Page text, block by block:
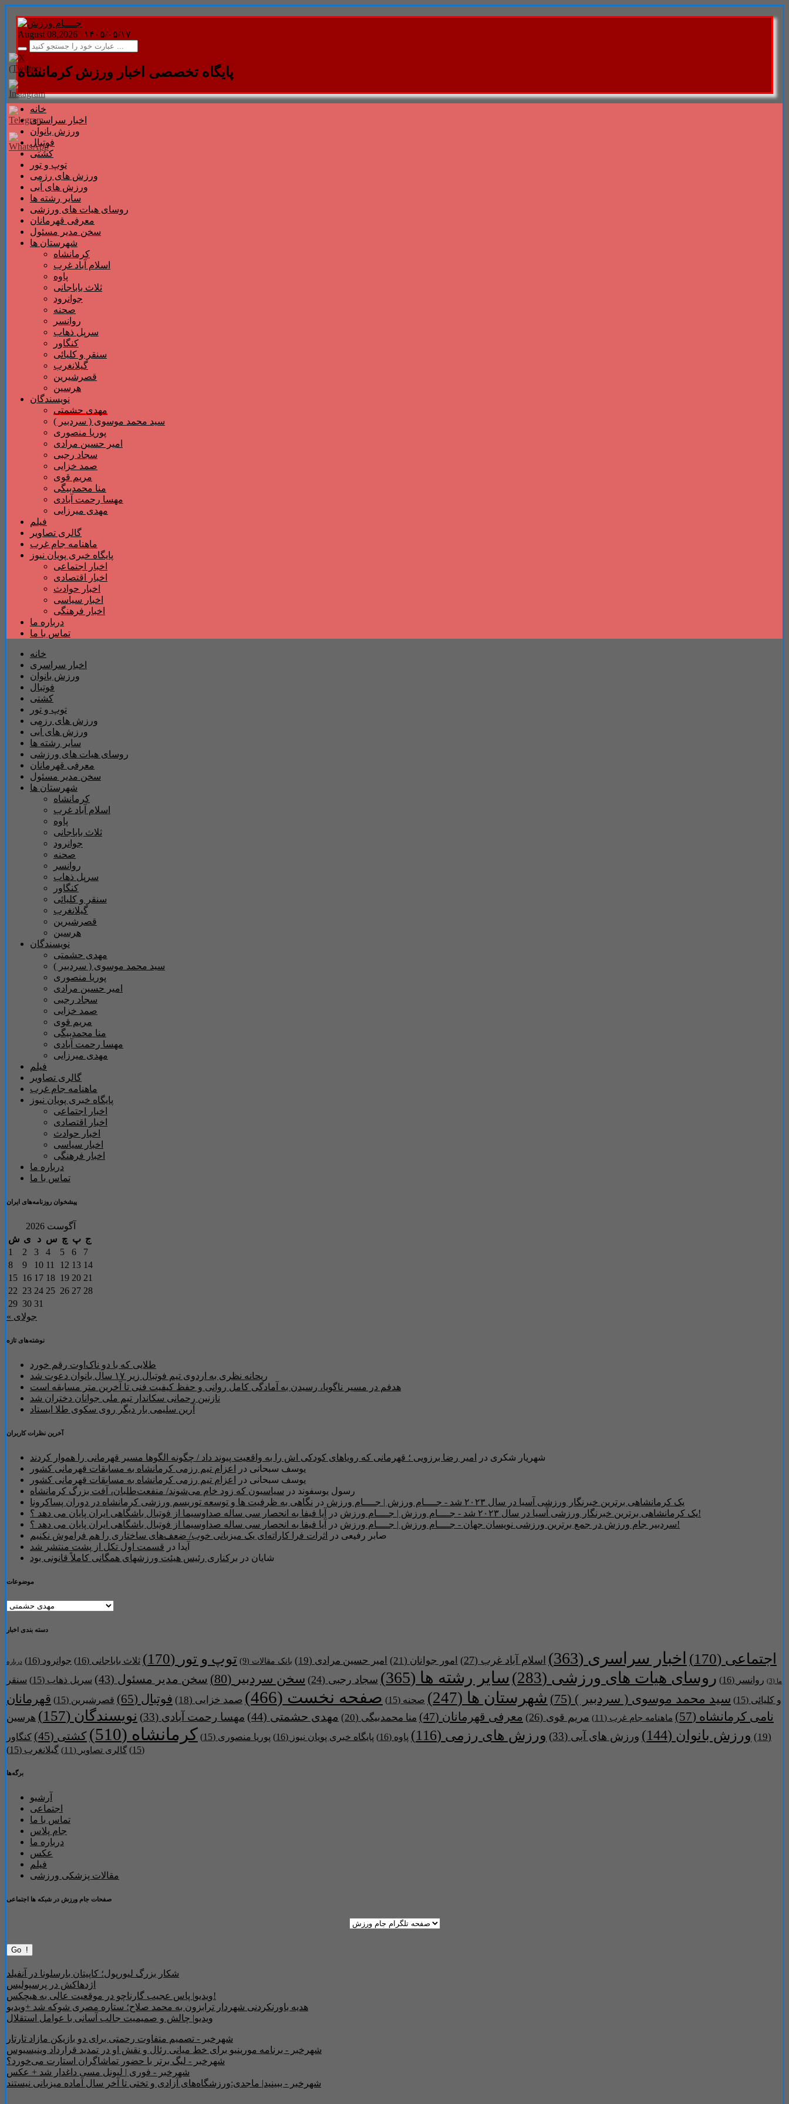
August 08,2026 | ۱۴۰۵/۰۵/۱۷
پایگاه تخصصی اخبار ورزش کرمانشاه
خانه
اخبار سراسری
ورزش بانوان
فوتبال
کشتی
توپ و تور
ورزش های رزمی
ورزش های آبی
سایر رشته ها
روسای هیات های ورزشی
معرفی قهرمانان
سخن مدیر مسئول
شهرستان ها
کرمانشاه
اسلام آباد غرب
پاوه
ثلاث باباجانی
جوانرود
صحنه
روانسر
سرپل ذهاب
کنگاور
سنقر و کلیائی
گیلانغرب
قصرشیرین
هرسین
نویسندگان
مهدی حشمتی
سید محمد موسوی ( سردبیر )
پوریا منصوری
امیر حسین مرادی
سجاد رجبی
صمد خزایی
مریم قوی
منا محمدبیگی
مهسا رحمت آبادی
مهدی میرزایی
فیلم
گالری تصاویر
ماهنامه جام غرب
پایگاه خبری پویان نیوز
اخبار اجتماعی
اخبار اقتصادی
اخبار حوادث
اخبار سیاسی
اخبار فرهنگی
درباره ما
تماس با ما
خانه
اخبار سراسری
ورزش بانوان
فوتبال
کشتی
توپ و تور
ورزش های رزمی
ورزش های آبی
سایر رشته ها
روسای هیات های ورزشی
معرفی قهرمانان
سخن مدیر مسئول
شهرستان ها
کرمانشاه
اسلام آباد غرب
پاوه
ثلاث باباجانی
جوانرود
صحنه
روانسر
سرپل ذهاب
کنگاور
سنقر و کلیائی
گیلانغرب
قصرشیرین
هرسین
نویسندگان
مهدی حشمتی
سید محمد موسوی ( سردبیر )
پوریا منصوری
امیر حسین مرادی
سجاد رجبی
صمد خزایی
مریم قوی
منا محمدبیگی
مهسا رحمت آبادی
مهدی میرزایی
فیلم
گالری تصاویر
ماهنامه جام غرب
پایگاه خبری پویان نیوز
اخبار اجتماعی
اخبار اقتصادی
اخبار حوادث
اخبار سیاسی
اخبار فرهنگی
درباره ما
تماس با ما
پیشخوان روزنامه‌های ایران
آگوست 2026
ش ی د س چ پ ج
1
2 3 4 5 6
7
8
9 10 11 12 13 14
15 16 17 18 19 20 21
22 23 24 25 26 27 28
29 30 31
« جولای
نوشته‌های تازه
طلایی که با دو ناک‌اوت رقم خورد
ریحانه نظری به اردوی تیم فوتبال زیر ۱۷ سال بانوان دعوت شد
هدفم در مسیر ناگویا، رسیدن به آمادگی کامل روانی و حفظ کیفیت فنی تا آخرین متر مسابقه است
نازنین رحمانی سکاندار تیم ملی جوانان دختران شد
آرین سلیمی بار دیگر روی سکوی طلا ایستاد
آخرین نظرات کاربران
شهریار شکری در
امیر رضا برزویی ؛ قهرمانی که رویاهای کودکی اش را به واقعیت پیوند داد / چگونه الگوها مسیر قهرمانی را هموار کردند
یوسف سبحانی در
اعزام تیم رزمی کرمانشاه به مسابقات قهرمانی کشور
یوسف سبحانی در
اعزام تیم رزمی کرمانشاه به مسابقات قهرمانی کشور
رسول یوسفوند در سیاسیون که زود خام می‌شوند/ منفعت‌طلبان، آفت بزرگ کرمانشاه
یک کرمانشاهی برترین خبرنگار ورزشی آسیا در سال ۲۰۲۳ شد - جــــام ورزش | جــــام ورزش
در نگاهی به ظرفیت ها و توسعه توریسم ورزشی کرمانشاه در دوران پساکرونا
یک کرمانشاهی برترین خبرنگار ورزشی آسیا در سال ۲۰۲۳ شد - جــــام ورزش | جــــام ورزش
در
آیا فیفا به انحصار سی ساله صداوسیما از فوتبال باشگاهی ایران پایان می دهد ؟!
سردبیر جام ورزش در جمع برترین ورزشی نویسان جهان - جــــام ورزش | جــــام ورزش در
آیا فیفا به انحصار سی ساله صداوسیما از فوتبال باشگاهی ایران پایان می دهد ؟!
صابر رفیعی در
اثرات فرا کاراته‌ای یک میزبانی خوب/ ضعف‌های‌ ساختاری را هم فراموش نکنیم
آیدا در قسمت اول تکل از پشت منتشر شد
شایان در برکناری رئیس هیئت ورزشهای همگانی کاملاً قانونی بود
موضوعات
موضوعات
دسته بندی اخبار
اجتماعی (170) اخبار سراسری (363) اسلام آباد غرب (27) امور جوانان (21) امیر حسین مرادی (19) بانک مقالات (9) توپ و تور (170) ثلاث باباجانی (16) جوانرود (16) درباره
ما (3) روانسر (16) روسای هیات های ورزشی (283) سایر رشته ها (365) سجاد رجبی (24) سخن سردبیر (80) سخن مدیر مسئول (43) سرپل ذهاب (15)
سنقر
و کلیائی (15) سید محمد موسوی ( سردبیر ) (75) شهرستان ها (247) صحنه (15) صفحه نخست (466) صمد خزایی (18) فوتبال (65) قصرشیرین (15)
قهرمانان
نامی کرمانشاه (57) ماهنامه جام غرب (11) مریم قوی (26) معرفی قهرمانان (47) منا محمدبیگی (20) مهدی حشمتی (44) مهسا رحمت آبادی (33) نویسندگان (157)
هرسین
(19)
ورزش بانوان (144) ورزش های آبی (33) ورزش های رزمی (116) پاوه (16) پایگاه خبری پویان نیوز (16) پوریا منصوری (15) کرمانشاه (510) کشتی (45)
کنگاور
(15)
گالری تصاویر (11) گیلانغرب (15)
برگه‌ها
آرشیو
اجتماعی
تماس با ما
جام پلاس
درباره ما
عکس
فیلم
مقالات پزشکی ورزشی
صفحات جام ورزش در شبکه ها اجتماعی
شکار بزرگ لیورپول؛ کاپیتان بارسلونا در آنفیلد
اژدهاکش در پرسپولیس
ویدیو| پاس عجیب گارناچو در موقعیت عالی به هیچکس!
هدیه باورنکردنی شهردار ترابزون به محمد صلاح؛ ستاره مصری شوکه شد +ویدیو
ویدیو| چالش و صمیمیت جالب آسانی با عوامل استقلال
شهرخبر - تصمیم متفاوت رحمتی برای دو بازیکن مازاد تارتار
شهرخبر - برنامه مورینیو برای خط میانی رئال و نقش او در تمدید قرارداد وینیسیوس
شهرخبر - لیگ برتر با حضور تماشاگران استارت می‌خورد؟
شهرخبر - فوری | لیونل مسی داغدار شد + عکس
شهرخبر - ببینید| ماجدی:ورزشگاه‌های آزادی و تختی تا آخر سال آماده میزبانی نیستند